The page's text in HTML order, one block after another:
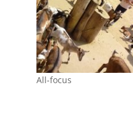
All-focus